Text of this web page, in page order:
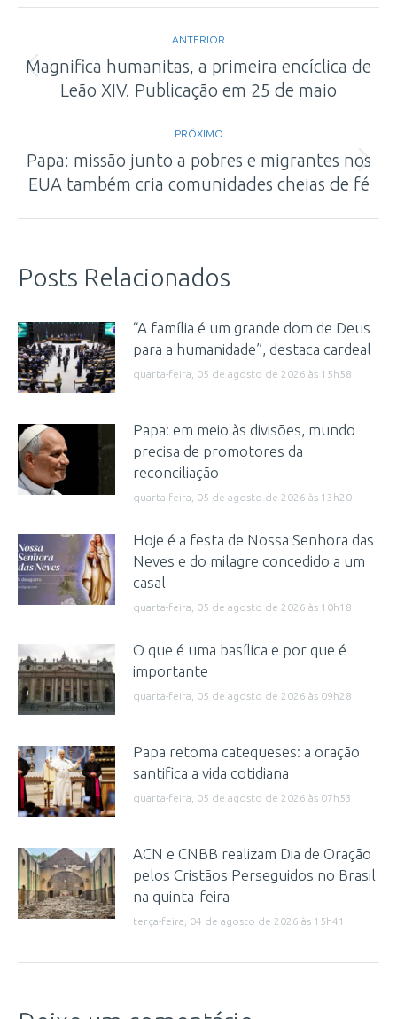
de
ANTERIOR
Post
anterior:
Magnifica humanitas, a primeira encíclica de
Leão XIV. Publicação em 25 de maio
PRÓXIMO
Próximo
post:
Papa: missão junto a pobres e migrantes nos
EUA também cria comunidades cheias de fé
Posts Relacionados
“A família é um grande dom de Deus
para a humanidade”, destaca cardeal
quarta-feira, 05 de agosto de 2026 às 15h58
Papa: em meio às divisões, mundo
precisa de promotores da
reconciliação
quarta-feira, 05 de agosto de 2026 às 13h20
Hoje é a festa de Nossa Senhora das
Neves e do milagre concedido a um
casal
quarta-feira, 05 de agosto de 2026 às 10h18
O que é uma basílica e por que é
importante
quarta-feira, 05 de agosto de 2026 às 09h28
Papa retoma catequeses: a oração
santifica a vida cotidiana
quarta-feira, 05 de agosto de 2026 às 07h53
ACN e CNBB realizam Dia de Oração
pelos Cristãos Perseguidos no Brasil
na quinta-feira
terça-feira, 04 de agosto de 2026 às 15h41